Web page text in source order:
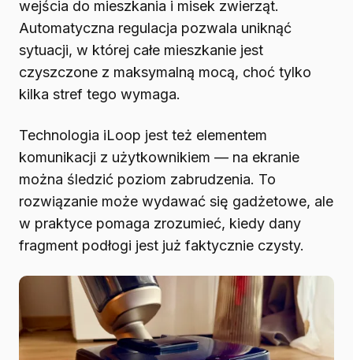
wejścia do mieszkania i misek zwierząt.
Automatyczna regulacja pozwala uniknąć
sytuacji, w której całe mieszkanie jest
czyszczone z maksymalną mocą, choć tylko
kilka stref tego wymaga.
Technologia iLoop jest też elementem
komunikacji z użytkownikiem — na ekranie
można śledzić poziom zabrudzenia. To
rozwiązanie może wydawać się gadżetowe, ale
w praktyce pomaga zrozumieć, kiedy dany
fragment podłogi jest już faktycznie czysty.